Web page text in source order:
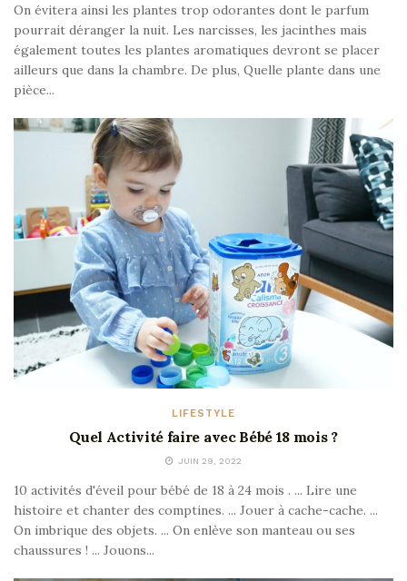
On évitera ainsi les plantes trop odorantes dont le parfum
pourrait déranger la nuit. Les narcisses, les jacinthes mais
également toutes les plantes aromatiques devront se placer
ailleurs que dans la chambre. De plus, Quelle plante dans une
pièce...
LIFESTYLE
Quel Activité faire avec Bébé 18 mois ?
JUIN 29, 2022
10 activités d'éveil pour bébé de 18 à 24 mois . ... Lire une
histoire et chanter des comptines. ... Jouer à cache-cache. ...
On imbrique des objets. ... On enlève son manteau ou ses
chaussures ! ... Jouons...